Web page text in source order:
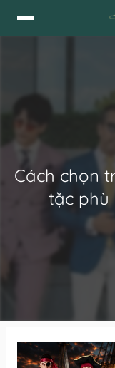
Cách chọn
tặc phù